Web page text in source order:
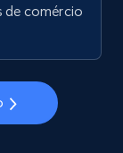
agora
de comércio